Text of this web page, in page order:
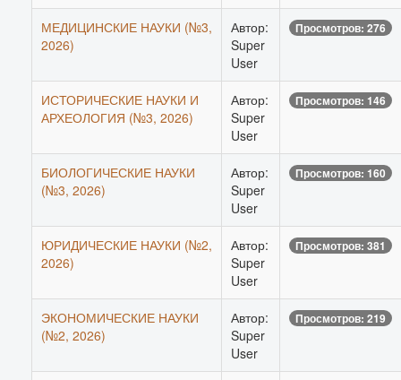
МЕДИЦИНСКИЕ НАУКИ (№3,
2026)
Автор:
Super
User
Просмотров: 276
ИСТОРИЧЕСКИЕ НАУКИ И
АРХЕОЛОГИЯ (№3, 2026)
Автор:
Super
User
Просмотров: 146
БИОЛОГИЧЕСКИЕ НАУКИ
(№3, 2026)
Автор:
Super
User
Просмотров: 160
ЮРИДИЧЕСКИЕ НАУКИ (№2,
2026)
Автор:
Super
User
Просмотров: 381
ЭКОНОМИЧЕСКИЕ НАУКИ
(№2, 2026)
Автор:
Super
User
Просмотров: 219